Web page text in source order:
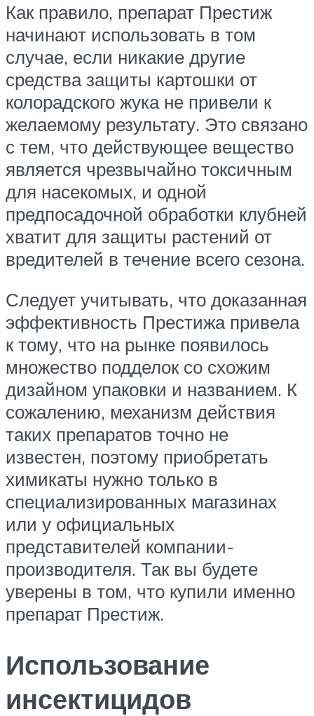
Как правило, препарат Престиж
начинают использовать в том
случае, если никакие другие
средства защиты картошки от
колорадского жука не привели к
желаемому результату. Это связано
с тем, что действующее вещество
является чрезвычайно токсичным
для насекомых, и одной
предпосадочной обработки клубней
хватит для защиты растений от
вредителей в течение всего сезона.
Следует учитывать, что доказанная
эффективность Престижа привела
к тому, что на рынке появилось
множество подделок со схожим
дизайном упаковки и названием. К
сожалению, механизм действия
таких препаратов точно не
известен, поэтому приобретать
химикаты нужно только в
специализированных магазинах
или у официальных
представителей компании-
производителя. Так вы будете
уверены в том, что купили именно
препарат Престиж.
Использование
инсектицидов